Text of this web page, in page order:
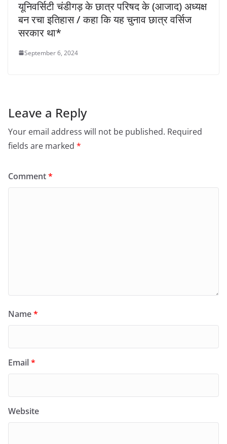
यूनिवर्सिटी चंडीगड़ के छात्र परिषद के (आजाद) अध्यक्ष
बन रचा इतिहास / कहा कि यह चुनाव छात्र वर्सिज
सरकार था*
September 6, 2024
Leave a Reply
Your email address will not be published. Required
fields are marked *
Comment*
Name*
Email*
Website